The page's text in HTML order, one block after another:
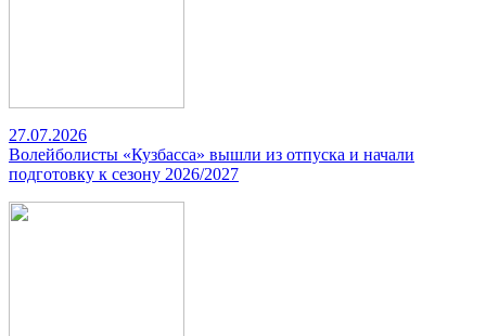
27.07.2026
Волейболисты «Кузбасса» вышли из отпуска и начали
подготовку к сезону 2026/2027